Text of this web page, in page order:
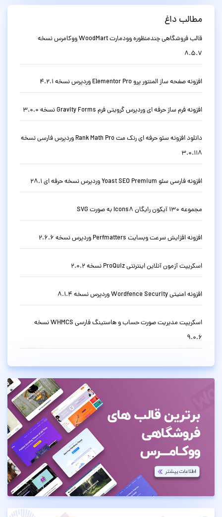
مطالب داغ
قالب فروشگاهی چندمنظوره وودمارت WoodMart ووکامرس نسخه
8.5.7
افزونه صفحه ساز المنتور پرو Elementor Pro وردپرس نسخه 4.2.1
افزونه فرم ساز حرفه ای وردپرس گرویتی فرم Gravity Forms نسخه 3.0.0
دانلود افزونه سئو حرفه ای رنک مث Rank Math Pro وردپرس فارسی نسخه
3.0.118
افزونه فارسی سئو Yoast SEO Premium وردپرس نسخه حرفه ای 28.1
مجموعه 130 آیکون رایگان Icons8 به صورت SVG
افزونه افزایش سرعت وبسایت Perfmatters وردپرس نسخه 2.6.6
اسکریپت آزمون آنلاین اینترنتی ProQuiz نسخه 2.0.2
افزونه امنیتی Wordfence Security وردپرس نسخه 8.1.4
اسکریپت مدیریت صورت حساب و هاستینگ فارسی WHMCS نسخه
9.0.6